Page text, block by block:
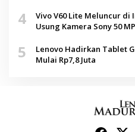
4
Vivo V60 Lite Meluncur di
Usung Kamera Sony 50 MP
5
Lenovo Hadirkan Tablet
Mulai Rp7,8 Juta